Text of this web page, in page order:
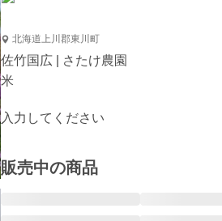
北海道上川郡東川町
佐竹国広 | さたけ農園
米
入力してください
販売中の商品